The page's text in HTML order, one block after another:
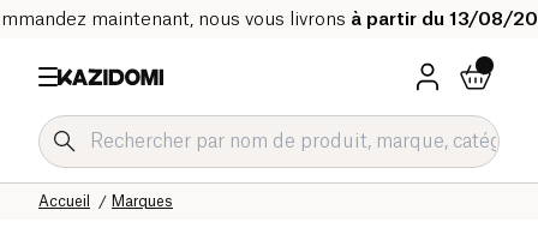
maintenant, nous vous livrons à partir du 13/08/
Marques
Accueil